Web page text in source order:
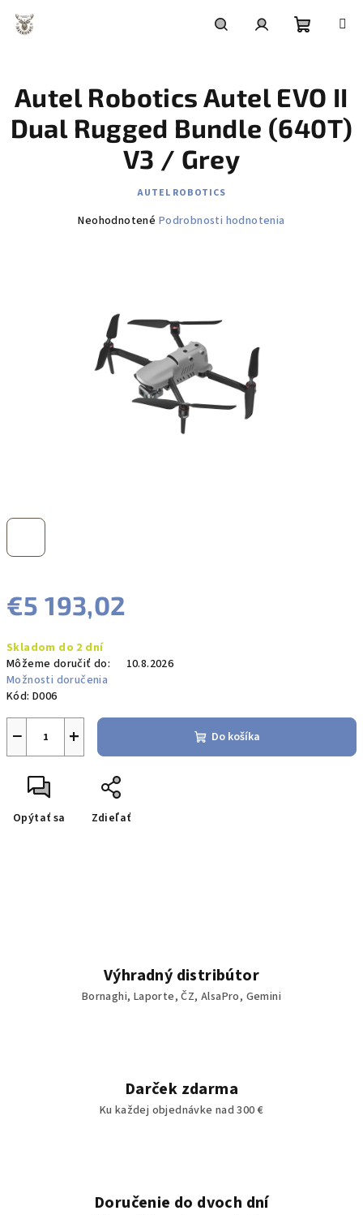
obsah
košík
€5 193,02
cena:
Skladom do 2 dní
Môžeme doručiť do:
10.8.2026
Možnosti doručenia
Kód: D006
+
− Do košíka
Opýtať sa Zdieľať
Autel Robotics Autel EVO II
Dual Rugged Bundle (640T)
V3 / Grey
AUTEL ROBOTICS
Priemerné
hviezdičiek.
Neohodnotené Podrobnosti hodnotenia
Výhradný distribútor
Bornaghi, Laporte, ČZ, AlsaPro, Gemini
Darček zdarma
Ku každej objednávke nad 300 €
Doručenie do dvoch dní